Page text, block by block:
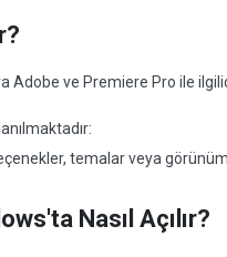
Adobe ve Premiere Pro ile
temalar veya
Nasıl Açılır?